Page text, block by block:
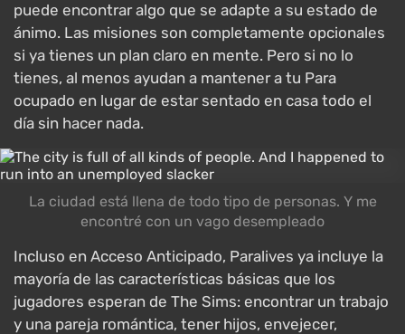
puede encontrar algo que se adapte a su estado de
ánimo. Las misiones son completamente opcionales
si ya tienes un plan claro en mente. Pero si no lo
tienes, al menos ayudan a mantener a tu Para
ocupado en lugar de estar sentado en casa todo el
día sin hacer nada.
La ciudad está llena de todo tipo de personas. Y me
encontré con un vago desempleado
Incluso en Acceso Anticipado, Paralives ya incluye la
mayoría de las características básicas que los
jugadores esperan de The Sims: encontrar un trabajo
y una pareja romántica, tener hijos, envejecer,